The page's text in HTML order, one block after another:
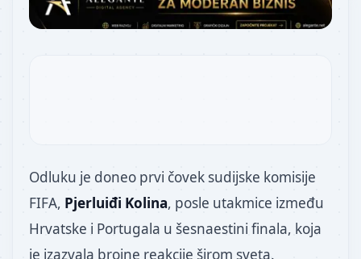
Odluku je doneo prvi čovek sudijske komisije
FIFA, Pjerluiđi Kolina, posle utakmice između
Hrvatske i Portugala u šesnaestini finala, koja
je izazvala brojne reakcije širom sveta.